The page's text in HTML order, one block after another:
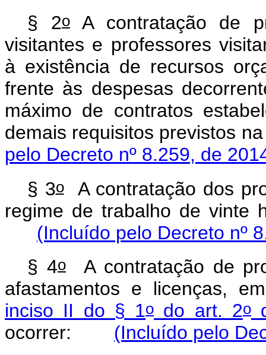
§ 2oA contratação de
visitantes e professores
à existência de recursos
frente às despesas
máximo de contratos
demais requisitos previstos
pelo Decreto nº 8.259, de
§ 3oA contratação dos
regime de trabalho de vinte
(Incluído pelo Decreto nº
§ 4oA contratação de
afastamentos e licenças,
inciso II do § 1odo art. 2o
ocorrer:
(Incluído pelo